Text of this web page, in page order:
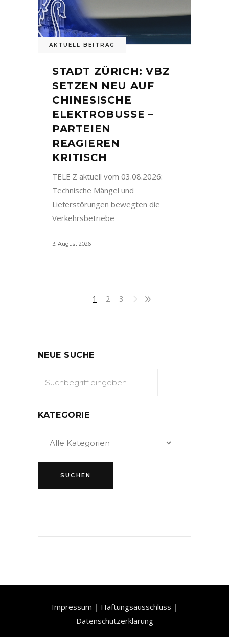
AKTUELL BEITRAG
STADT ZÜRICH: VBZ
SETZEN NEU AUF
CHINESISCHE
ELEKTROBUSSE –
PARTEIEN
REAGIEREN
KRITISCH
TELE Z aktuell vom 03.08.2026:
Technische Mängel und
Lieferstörungen bewegten die
Verkehrsbetriebe
3. August 2026
1 2 3
NEUE SUCHE
KATEGORIE
Impressum | Haftungsausschluss |
Datenschutzerklärung